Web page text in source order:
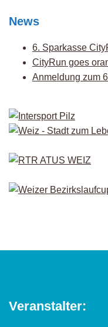
News
6. Sparkasse
CityRun goes
Anmeldung zum
Veranstalter: